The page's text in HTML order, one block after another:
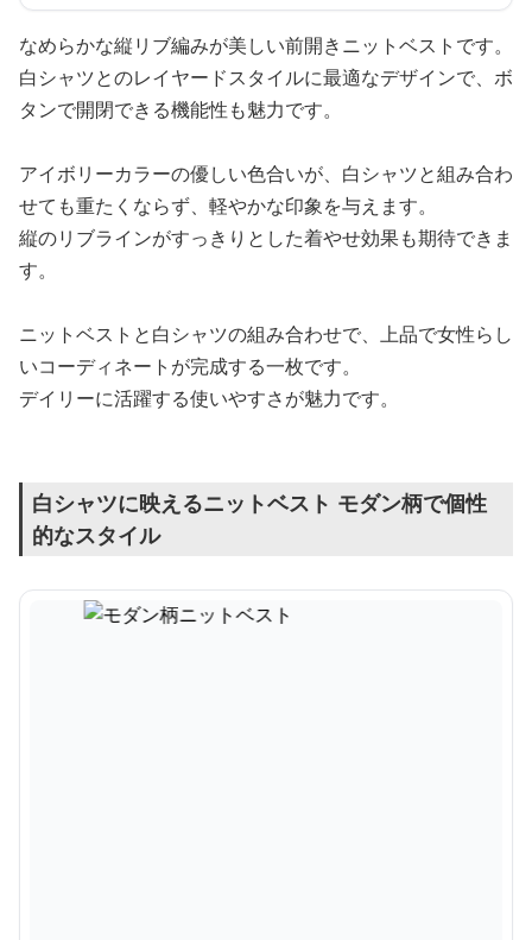
なめらかな縦リブ編みが美しい前開きニットベストです。
白シャツとのレイヤードスタイルに最適なデザインで、ボ
タンで開閉できる機能性も魅力です。
アイボリーカラーの優しい色合いが、白シャツと組み合わ
せても重たくならず、軽やかな印象を与えます。
縦のリブラインがすっきりとした着やせ効果も期待できま
す。
ニットベストと白シャツの組み合わせで、上品で女性らし
いコーディネートが完成する一枚です。
デイリーに活躍する使いやすさが魅力です。
白シャツに映えるニットベスト モダン柄で個性
的なスタイル